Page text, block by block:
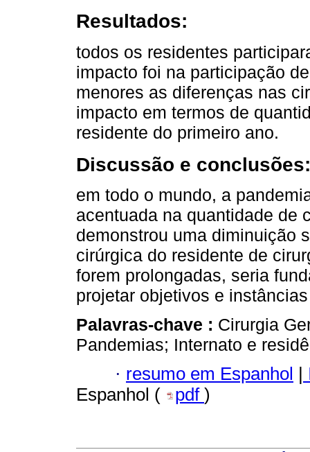
Resultados:
todos os residentes
impacto foi na participação
menores as diferenças nas
impacto em termos de
residente do primeiro ano.
Discussão e conclusões:
em todo o mundo, a
acentuada na quantidade de
demonstrou uma diminuição
cirúrgica do residente de
forem prolongadas, seria
projetar objetivos e
Palavras-chave : Cirurgia
Pandemias; Internato e
· resumo em Espanhol
Espanhol (
pdf )